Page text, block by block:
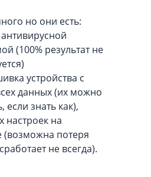
но они есть:
(100% результат не
устройства с
данных (их можно
если знать как),
настроек на
(возможна потеря
не всегда).